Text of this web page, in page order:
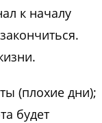
к началу
(плохие дни);
будет